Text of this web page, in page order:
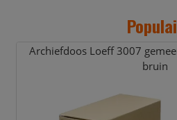
Archiefdoos Loeff 3007
bruin